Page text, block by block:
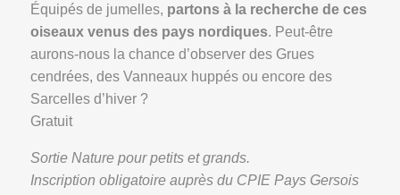
Équipés de jumelles, partons à la recherche de ces
oiseaux venus des pays nordiques. Peut-être
aurons-nous la chance d’observer des Grues
cendrées, des Vanneaux huppés ou encore des
Sarcelles d’hiver ?
Gratuit
Sortie Nature pour petits et grands.
Inscription obligatoire auprès du CPIE Pays Gersois